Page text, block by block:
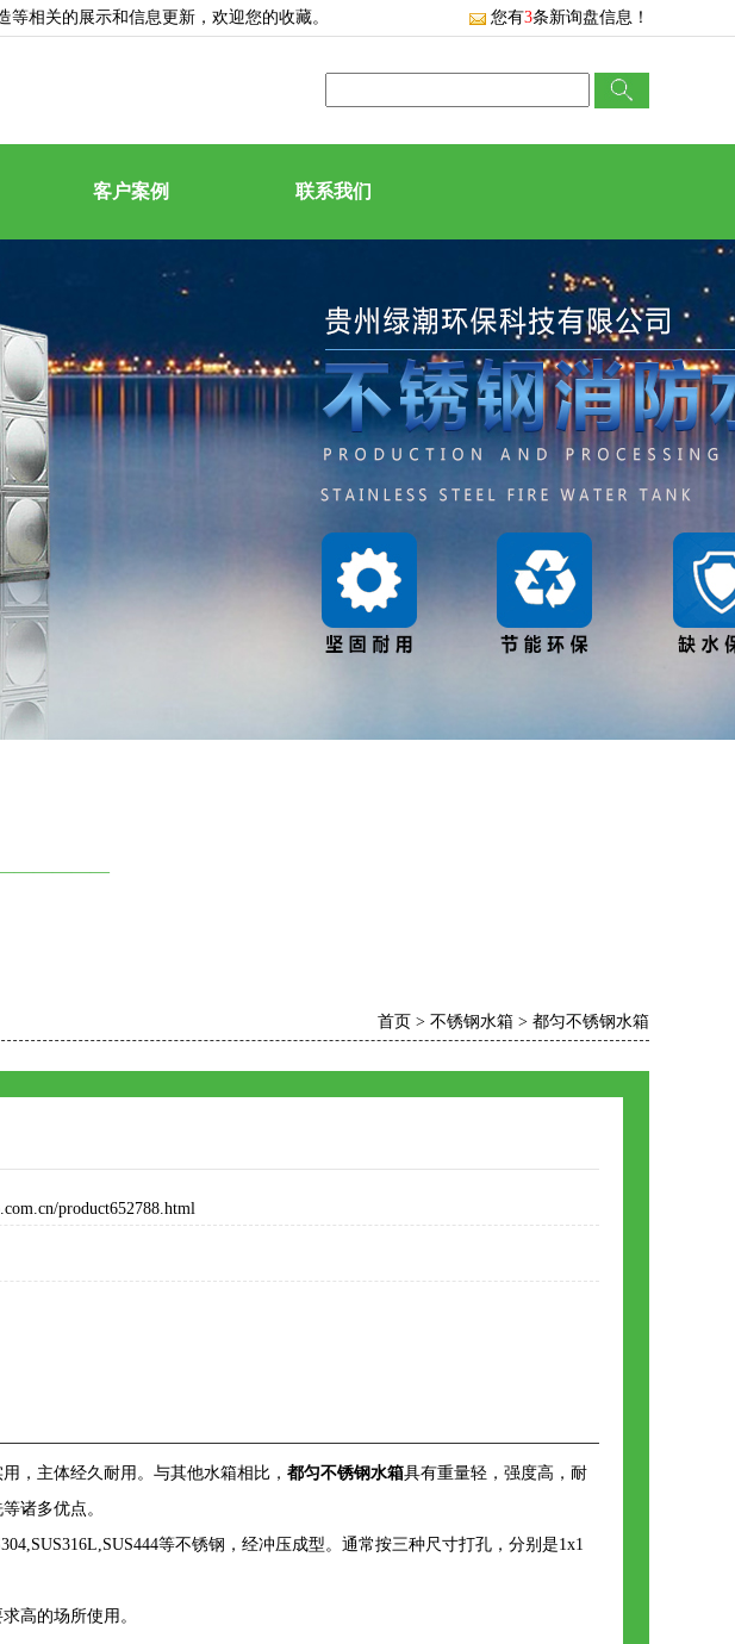
等相关的展示和信息更新，欢迎您的收藏。 您有3条新询盘信息！
客户案例 联系我们
——————
首页 > 不锈钢水箱 > 都匀不锈钢水箱
product652788.html
，主体经久耐用。与其他水箱相比， 都匀不锈钢水箱具有重量轻，强度高，耐
诸多优点。
等不锈钢，经冲压成型。通常按三种尺寸打孔，分别是1x1
高的场所使用。